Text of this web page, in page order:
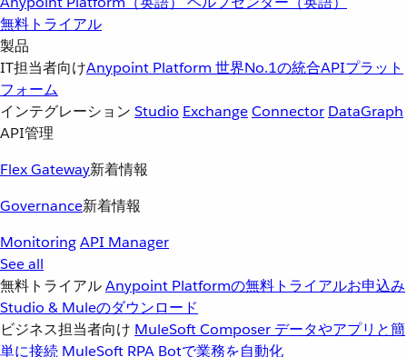
無料トライアル
製品
IT担当者向けAnypoint Platform 世界No.1の統合APIプラット
フォーム
インテグレーション Studio ExchangeConnector DataGraph
API管理
Flex Gateway新着情報
Governance新着情報
MonitoringAPI Manager
See all
無料トライアルAnypoint Platformの無料トライアルお申込み
Studio & Muleのダウンロード
ビジネス担当者向け MuleSoft Composer データやアプリと簡
単に接続 MuleSoft RPA Botで業務を自動化